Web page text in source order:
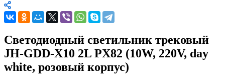
Светодиодный светильник трековый
JH-GDD-X10 2L PX82 (10W, 220V, day
white, розовый корпус)